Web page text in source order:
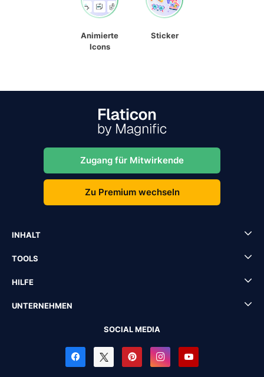
Animierte
Icons
Sticker
Zugang für Mitwirkende
Zu Premium wechseln
INHALT
TOOLS
HILFE
UNTERNEHMEN
SOCIAL MEDIA